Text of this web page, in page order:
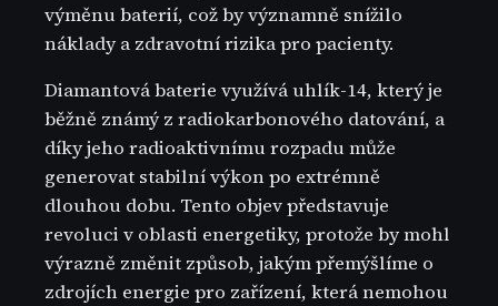
výměnu baterií, což by významně snížilo
náklady a zdravotní rizika pro pacienty.
Diamantová baterie využívá uhlík-14, který je
běžně známý z radiokarbonového datování, a
díky jeho radioaktivnímu rozpadu může
generovat stabilní výkon po extrémně
dlouhou dobu. Tento objev představuje
revoluci v oblasti energetiky, protože by mohl
výrazně změnit způsob, jakým přemýšlíme o
zdrojích energie pro zařízení, která nemohou